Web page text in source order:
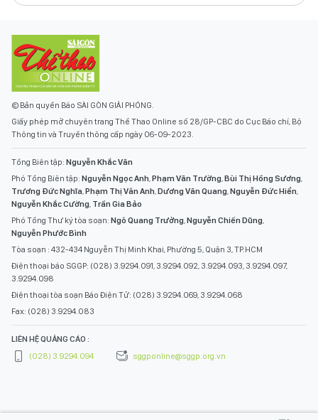
© Bản quyền Báo SÀI GÒN GIẢI PHÓNG.
Giấy phép mở chuyên trang Thể Thao Online số 28/GP-CBC do Cục Báo chí, Bộ
Thông tin và Truyền thông cấp ngày 06-09-2023.
Tổng Biên tập: Nguyễn Khắc Văn
Phó Tổng Biên tập: Nguyễn Ngọc Anh,Phạm Văn Trường,Bùi Thị Hồng Sương,
Trương Đức Nghĩa,Phạm Thị Vân Anh,Dương Văn Quang,Nguyễn Đức Hiển,
Nguyễn Khắc Cường, Trần Gia Bảo
Phó Tổng Thư ký tòa soạn: Ngô Quang Trưởng,Nguyễn Chiến Dũng,
Nguyễn Phước Bình
Tòa soạn : 432-434 Nguyễn Thị Minh Khai, Phường 5, Quận 3, TP.HCM
Điện thoại báo SGGP: (028) 3.9294.091, 3.9294.092, 3.9294.093, 3.9294.097,
3.9294.098
Điện thoại tòa soạn Báo Điện Tử: (028) 3.9294.069, 3.9294.068
Fax: (028) 3.9294.083
LIÊN HỆ QUẢNG CÁO :
(028) 3.9294.094
sggponline@sggp.org.vn